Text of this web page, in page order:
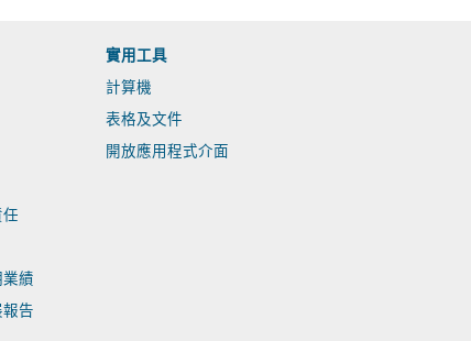
任
績
報告
實用工具
計算機
表格及文件
開放應用程式介面